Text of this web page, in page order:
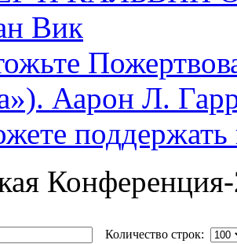
Вик
Аарон Л.
Количество строк: